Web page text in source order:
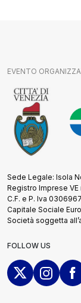
EVENTO
Sede Legale: Isola
Registro Imprese
C.F. e P. Iva
Capitale Sociale
Società soggetta
FOLLOW US